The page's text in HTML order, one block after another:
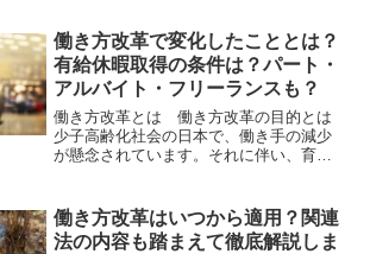
務システム開発、子会社設立、新規開発
事業等の...
働き方改革で変化したこととは？
有給休暇取得の条件は？パート・
アルバイト・フリーランスも？
働き方改革とは 働き方改革の目的とは
少子高齢化社会の日本で、働き手の減少
が懸念されています。それに伴い、育児
んな日本で一人でも多くの人がより良い
将来の展望を持って働ける...
働き方改革はいつから適用？関連
法の内容も踏まえて徹底解説しま